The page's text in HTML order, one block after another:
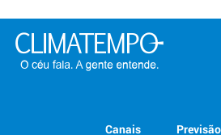
Canais